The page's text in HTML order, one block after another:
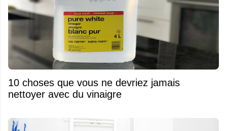
10 choses que vous ne devriez jamais
nettoyer avec du vinaigre